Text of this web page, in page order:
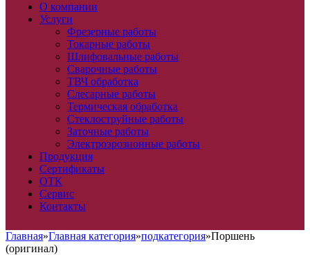
О компании
Услуги
Фрезерные работы
Токарные работы
Шлифовальные работы
Сварочные работы
ТВЧ обработка
Слесарные работы
Термическая обработка
Стеклоструйные работы
Заточные работы
Электроэрозионные работы
Продукция
Сертификаты
ОТК
Сервис
Контакты
Главная»Главная категория»подкатегория»Поршень
(оригинал)